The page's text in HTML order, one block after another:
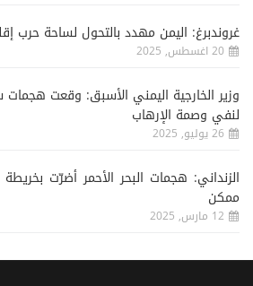
غروندبرغ: اليمن مهدد بالتحول لساحة حرب
20 اغسطس, 2025
وزير الخارجية اليمني الأسبق: وقعت
لنفي وصمة الإرهاب
26 يوليو, 2025
الزنداني: هجمات البحر الأحمر أضرّت
ممكن
12 مارس, 2025